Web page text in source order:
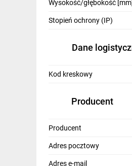
Budowa i Remont
Elektronika
Smart home
Wysokość/głębokość [mm]
Stopień ochrony (IP)
Dane
Kod kreskowy
Producent
Producent
Adres pocztowy
Adres e-mail